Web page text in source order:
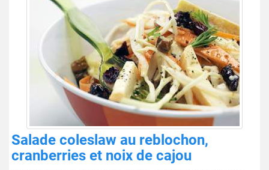
Salade coleslaw au reblochon,
cranberries et noix de cajou